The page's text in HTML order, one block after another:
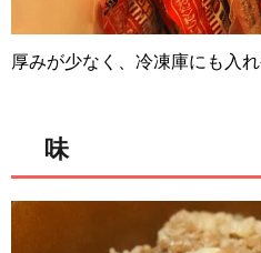
厚みが少なく、冷凍庫にも入れ
味